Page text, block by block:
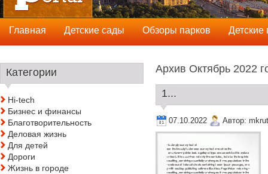
Архив Октябрь 2022
1...
07.10.2022 Автор: mkrut
Категории
Hi-tech
Бизнес и финансы
Благотворительность
Деловая жизнь
Для детей
Дороги
Жизнь в городе
Главная Детские сады Обзоры парков Детские